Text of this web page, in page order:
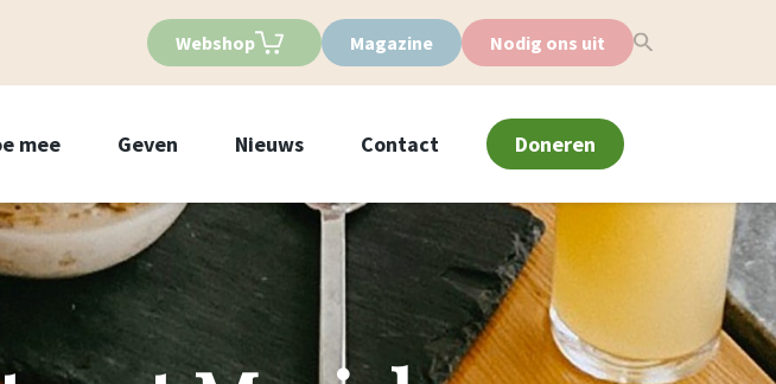
Webshop Magazine Nodig ons uit
mee Geven Nieuws Contact Doneren